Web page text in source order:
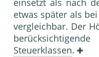
einsetzt als nach
etwas später als
vergleichbar. Der
Steuerklassen.